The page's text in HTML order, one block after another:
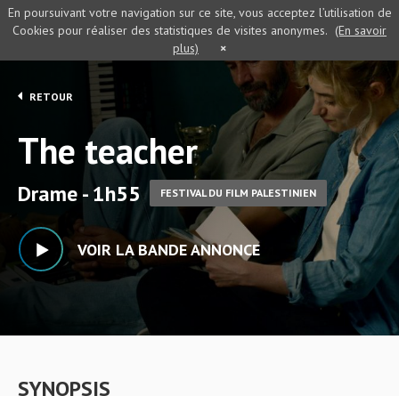
RETOUR
The teacher
Drame - 1h55 FESTIVAL DU FILM PALESTINIEN
VOIR LA BANDE ANNONCE
SYNOPSIS
En poursuivant votre navigation sur ce site, vous acceptez l’utilisation de
Cookies pour réaliser des statistiques de visites anonymes. (En savoir
plus)
×